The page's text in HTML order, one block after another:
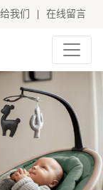
我们 在线留言